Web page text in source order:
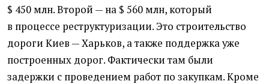
$ 450 млн. Второй — на $ 560 млн, который
в процессе реструктуризации. Это строительство
дороги Киев — Харьков, а также поддержка уже
построенных дорог. Фактически там были
задержки с проведением работ по закупкам. Кроме